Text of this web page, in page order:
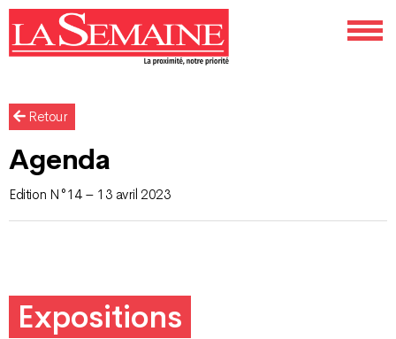
Retour
Agenda
Edition N°14 – 13 avril 2023
Expositions